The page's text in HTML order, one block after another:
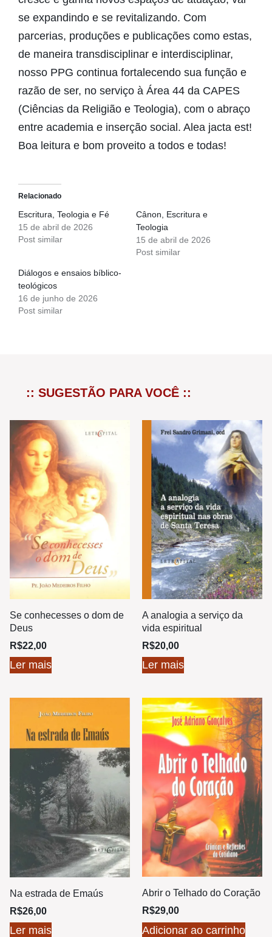
se expandindo e se revitalizando. Com
parcerias, produções e publicações como estas,
de maneira transdisciplinar e interdisciplinar,
nosso PPG continua fortalecendo sua função e
razão de ser, no serviço à Área 44 da CAPES
(Ciências da Religião e Teologia), com o abraço
entre academia e inserção social. Alea jacta est!
Boa leitura e bom proveito a todos e todas!
Relacionado
Escritura, Teologia e Fé
15 de abril de 2026
Post similar
Cânon, Escritura e
Teologia
15 de abril de 2026
Post similar
Diálogos e ensaios bíblico-
teológicos
16 de junho de 2026
Post similar
:: SUGESTÃO PARA VOCÊ ::
Se conhecesses o dom de
Deus
R$22,00
Ler mais
A analogia a serviço da
vida espiritual
R$20,00
Ler mais
Na estrada de Emaús
R$26,00
Ler mais
Abrir o Telhado do Coração
R$29,00
Adicionar ao carrinho